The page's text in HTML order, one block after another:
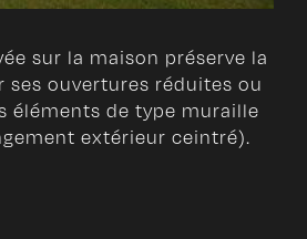
sur la maison préserve la
ses ouvertures réduites ou
éléments de type muraille
extérieur ceintré).